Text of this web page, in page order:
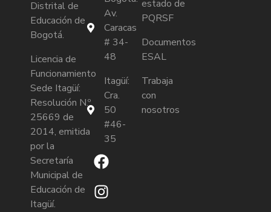
Distrital de
Educación de
Bogotá.
Licencia de
Funcionamiento
Sede Itagüí:
Resolución N.º
25669 de
2014, emitida
por la
Secretaría
Municipal de
Educación de
Itagüí.
Av.
Caracas
# 34-
48
Itagüí:
Cra.
50
#46-
35
estado de
PQRSF
Documentos
ESAL
Trabaja
con
nosotros